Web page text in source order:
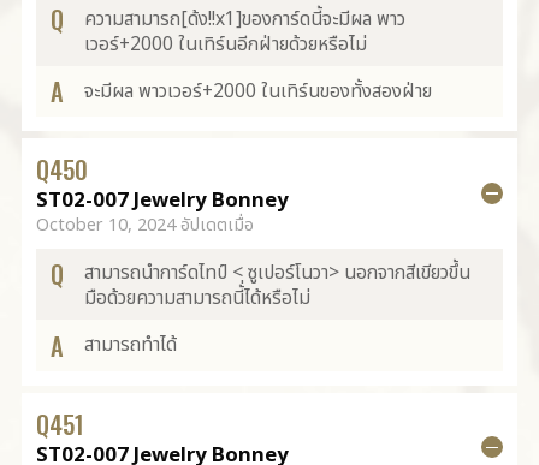
Q
ความสามารถ[ด้ง!!x1]ของการ์ดนี้จะมีผล พาว
เวอร์+2000 ในเทิร์นอีกฝ่ายด้วยหรือไม่
A จะมีผล พาวเวอร์+2000 ในเทิร์นของทั้งสองฝ่าย
Q450
ST02-007 Jewelry Bonney
October 10, 2024 อัปเดตเมื่อ
Q
สามารถนำการ์ดไทป์ < ซูเปอร์โนวา> นอกจากสีเขียวขึ้น
มือด้วยความสามารถนี้่ได้หรือไม่
A สามารถทำได้
Q451
ST02-007 Jewelry Bonney